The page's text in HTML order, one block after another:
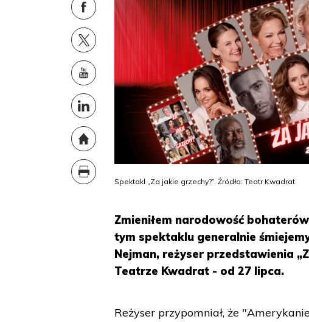
Spektakl „Za jakie grzechy?”. Źródło: Teatr Kwadrat
Zmieniłem narodowość
tym spektaklu generalnie
Nejman, reżyser przedstawienia
Teatrze Kwadrat - od 27 lipca.
Reżyser przypomniał, że